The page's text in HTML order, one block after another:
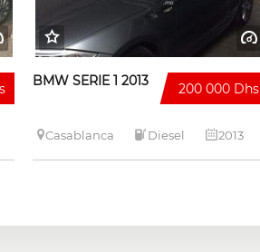
200 000 Dhs
BMW SERIE 1 2013
Casablanca Diesel 2013